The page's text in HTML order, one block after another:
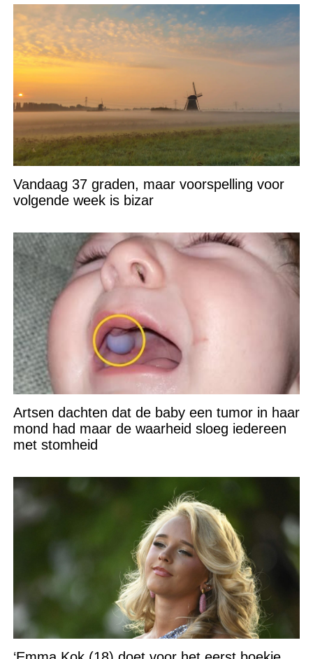
Vandaag 37 graden, maar voorspelling voor
volgende week is bizar
Artsen dachten dat de baby een tumor in haar
mond had maar de waarheid sloeg iedereen
met stomheid